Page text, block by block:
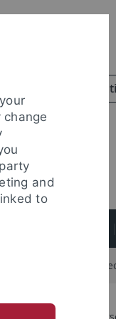
Privatdozierende /
/ Register of
and
to